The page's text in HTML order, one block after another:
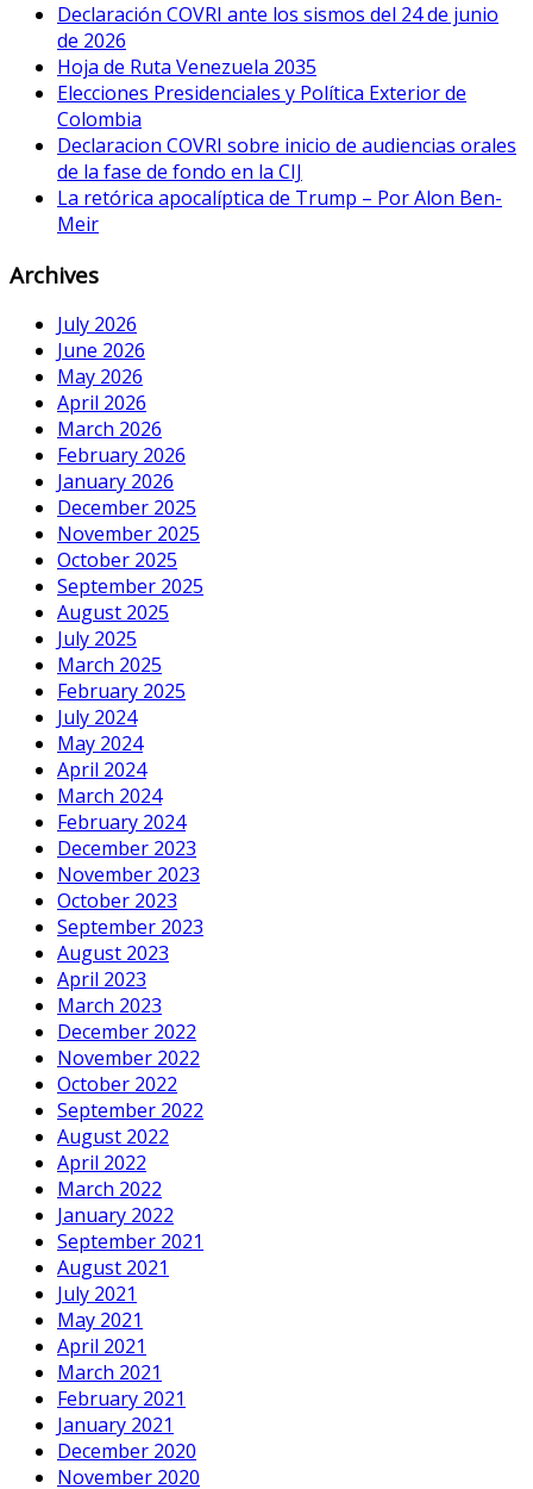
Declaración COVRI ante los sismos del 24 de junio
de 2026
Hoja de Ruta Venezuela 2035
Elecciones Presidenciales y Política Exterior de
Colombia
Declaracion COVRI sobre inicio de audiencias orales
de la fase de fondo en la CIJ
La retórica apocalíptica de Trump – Por Alon Ben-
Meir
Archives
July 2026
June 2026
May 2026
April 2026
March 2026
February 2026
January 2026
December 2025
November 2025
October 2025
September 2025
August 2025
July 2025
March 2025
February 2025
July 2024
May 2024
April 2024
March 2024
February 2024
December 2023
November 2023
October 2023
September 2023
August 2023
April 2023
March 2023
December 2022
November 2022
October 2022
September 2022
August 2022
April 2022
March 2022
January 2022
September 2021
August 2021
July 2021
May 2021
April 2021
March 2021
February 2021
January 2021
December 2020
November 2020